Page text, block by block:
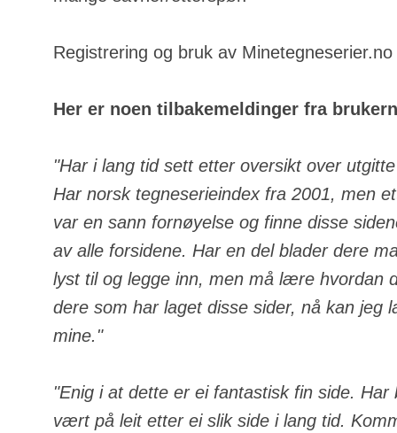
Registrering og bruk av
Her er noen tilbakemeldinger fra
"Har i lang tid sett etter oversikt over
Har norsk tegneserieindex fra 2001, men
var en sann fornøyelse og finne disse
av alle forsidene. Har en del blader dere
lyst til og legge inn, men må lære hvordan
dere som har laget disse sider, nå kan jeg
mine."
"Enig i at dette er ei fantastisk fin side.
vært på leit etter ei slik side i lang tid.